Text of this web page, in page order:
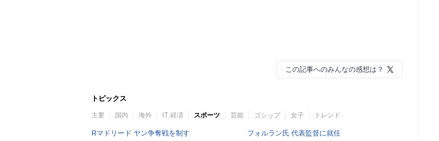
この記事へのみんなの感想は？
トピックス
主要 国内 海外 IT 経済 スポーツ 芸能 ゴシップ 女子 トレンド
Rマドリード ヤン争奪戦を制す
フォルラン氏 代表監督に就任